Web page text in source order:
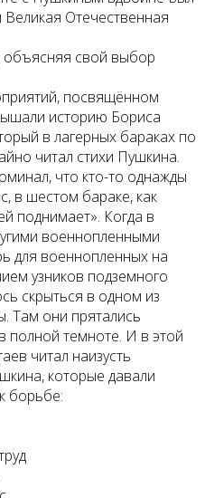
Отечественная
объясняя свой выбор
посвящённом
историю Бориса
в лагерных бараках по
читал стихи Пушкина.
что кто-то однажды
в шестом бараке, как
поднимает». Когда в
военнопленными
для военнопленных на
узников подземного
скрыться в одном из
Там они прятались
полной темноте. И в этой
читал наизусть
которые давали
борьбе: